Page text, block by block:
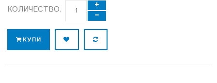
КОЛИЧЕСТВО:
КУПИ